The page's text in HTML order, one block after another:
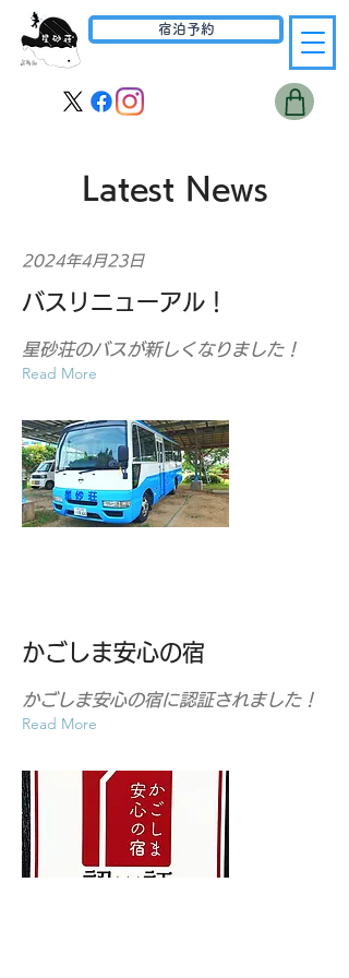
宿泊予約
Latest News
2024年4月23日
バスリニューアル！
星砂荘のバスが新しくなりました！
Read More
かごしま安心の宿
かごしま安心の宿に認証されました！
Read More